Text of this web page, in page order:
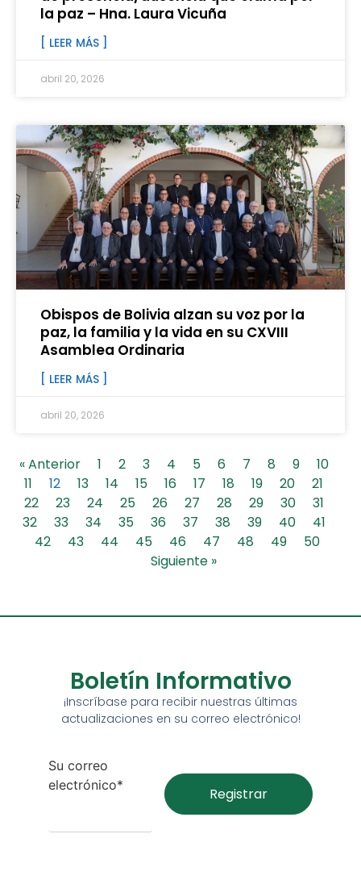
la paz – Hna. Laura Vicuña
[ LEER MÁS ]
abril 20, 2026
Obispos de Bolivia alzan su voz por la
paz, la familia y la vida en su CXVIII
Asamblea Ordinaria
[ LEER MÁS ]
abril 20, 2026
« Anterior 1 2 3 4 5 6 7 8 9
10
11
12 13 14 15 16 17 18 19 20
21
22
23 24 25 26 27 28 29 30
31
32
33 34 35 36 37 38 39 40
41
42
43 44 45 46 47 48 49
50
Siguiente »
Boletín Informativo
¡Inscríbase para recibir nuestras últimas
actualizaciones en su correo electrónico!
Su correo
electrónico*